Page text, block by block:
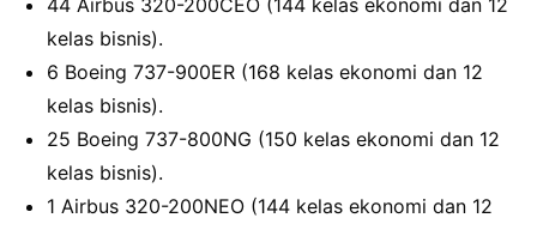
44 Airbus 320-200CEO (144 kelas ekonomi dan 12
kelas bisnis).
6 Boeing 737-900ER (168 kelas ekonomi dan 12
kelas bisnis).
25 Boeing 737-800NG (150 kelas ekonomi dan 12
kelas bisnis).
1 Airbus 320-200NEO (144 kelas ekonomi dan 12